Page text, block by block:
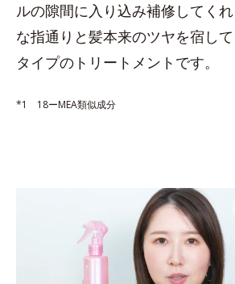
ルの隙間に入り込み補修してく
な指通りと髪本来のツヤを宿し
タイプのトリートメントです。
*1 18ーMEA類似成分